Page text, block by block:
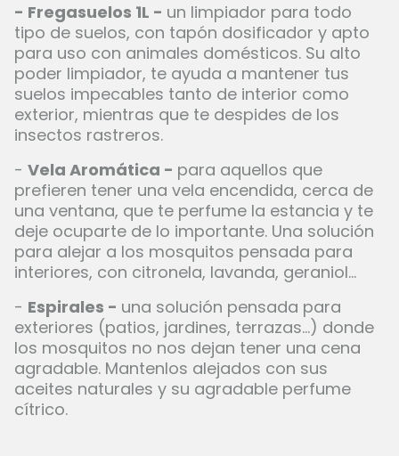
- Fregasuelos 1L - un limpiador para todo
tipo de suelos, con tapón dosificador y apto
para uso con animales domésticos. Su alto
poder limpiador, te ayuda a mantener tus
suelos impecables tanto de interior como
exterior, mientras que te despides de los
insectos rastreros.
- Vela Aromática - para aquellos que
prefieren tener una vela encendida, cerca de
una ventana, que te perfume la estancia y te
deje ocuparte de lo importante. Una solución
para alejar a los mosquitos pensada para
interiores, con citronela, lavanda, geraniol...
- Espirales - una solución pensada para
exteriores (patios, jardines, terrazas...) donde
los mosquitos no nos dejan tener una cena
agradable. Mantenlos alejados con sus
aceites naturales y su agradable perfume
cítrico.